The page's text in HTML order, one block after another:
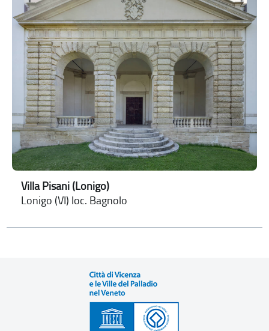
Villa Pisani (Lonigo)
Lonigo (VI) loc. Bagnolo